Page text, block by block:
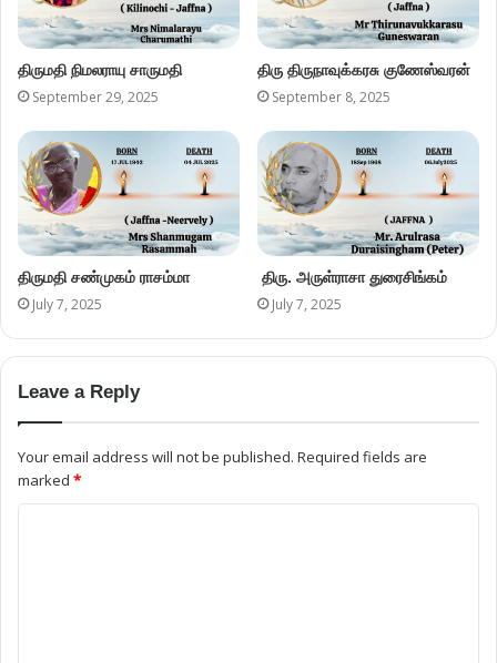
திருமதி நிமலராயு சாருமதி
September 29, 2025
திரு திருநாவுக்கரசு குணேஸ்வரன்
September 8, 2025
திருமதி சண்முகம் ராசம்மா
July 7, 2025
திரு. அருள்ராசா துரைசிங்கம்
July 7, 2025
Leave a Reply
Your email address will not be published. Required fields are
marked *